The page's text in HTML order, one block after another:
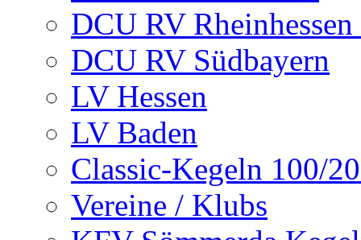
DCU RV
DCU RV Südbayern
LV Hessen
LV Baden
Classic-Kegeln 100/
Vereine / Klubs